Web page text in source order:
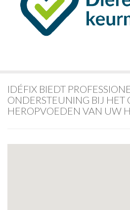
IDÉFIX BIEDT
ONDERSTEUNING BIJ HET
HEROPVOEDEN VAN UW